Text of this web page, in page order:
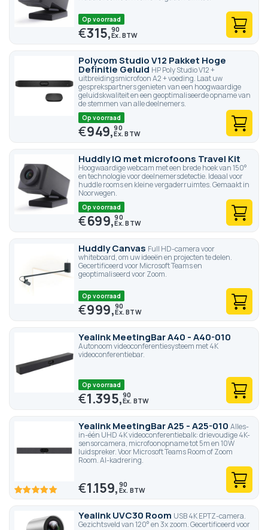
Op voorraad
€315,90
Polycom Studio V12 Pakket Hoge
Definitie Geluid HP Poly Studio V12 +
uitbreidingsmicrofoon A2 + voeding. Laat uw
gesprekspartners genieten van een hoogwaardige
geluidskwaliteit en een geoptimaliseerde opname van
de stemmen van alle deelnemers.
Op voorraad
€949,90
Huddly IQ met microfoons Travel Kit
Hoogwaardige webcam met een brede hoek van 150°
en technologie voor deelnemersdetectie. Ideaal voor
huddle rooms en kleine vergaderruimtes. Gemaakt in
Noorwegen.
Op voorraad
€699,90
Huddly Canvas Full HD-camera voor
whiteboard, om uw ideeën en projecten te delen.
Gecertificeerd voor Microsoft Teams en
geoptimaliseerd voor Zoom.
Op voorraad
€999,90
Yealink MeetingBar A40 - A40-010
Autonoom videoconferentiesysteem met 4K
videoconferentiebar.
Op voorraad
€1.395,90
Yealink MeetingBar A25 - A25-010 Alles-
in-één UHD 4K videoconferentiebalk: drievoudige 4K-
sensorcamera, microfoonopname tot 5m en 10W
luidspreker. Voor Microsoft Teams Room of Zoom
Room. AI-kadrering.
100 100 €1.159,90
Yealink UVC30 Room USB 4K EPTZ-camera.
Gezichtsveld van 120° en 3x zoom. Gecertificeerd voor